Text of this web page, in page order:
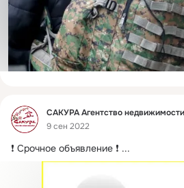
Фид
САКУРА Агентство недвижимости
9 сен 2022
❗ Срочное объявление ❗ ...